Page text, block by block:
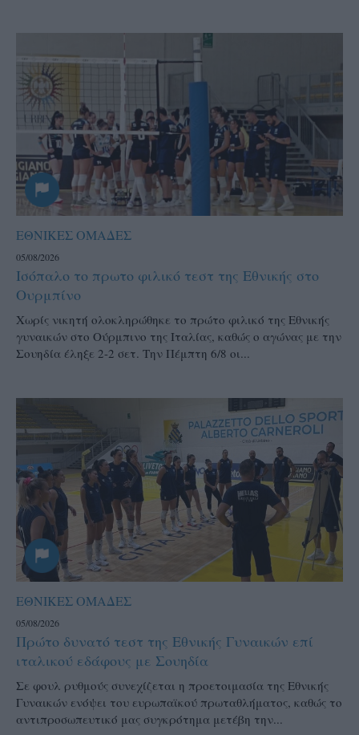
ΕΘΝΙΚΕΣ ΟΜΑΔΕΣ
05/08/2026
Ισόπαλο το πρωτο φιλικό τεστ της Εθνικής στο
Ουρμπίνο
Χωρίς νικητή ολοκληρώθηκε το πρώτο φιλικό της Εθνικής
γυναικών στο Ούρμπινο της Ιταλίας, καθώς ο αγώνας με την
Σουηδία έληξε 2-2 σετ. Την Πέμπτη 6/8 οι...
ΕΘΝΙΚΕΣ ΟΜΑΔΕΣ
05/08/2026
Πρώτο δυνατό τεστ της Εθνικής Γυναικών επί
ιταλικού εδάφους με Σουηδία
Σε φουλ ρυθμούς συνεχίζεται η προετοιμασία της Εθνικής
Γυναικών ενόψει του ευρωπαϊκού πρωταθλήματος, καθώς το
αντιπροσωπευτικό μας συγκρότημα μετέβη την...